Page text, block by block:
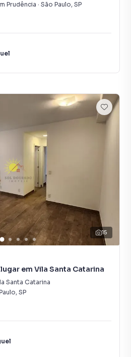
Prudência · São Paulo, SP
15
em Vila Santa Catarina
Santa Catarina
, SP